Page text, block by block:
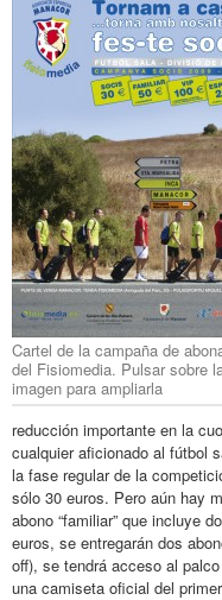
Cartel de la campaña de
del Fisiomedia. Pulsar sobre
imagen para ampliarla
reducción importante en la
cualquier aficionado al fútbol
la fase regular de la
sólo 30 euros. Pero aún hay
abono “familiar” que incluye
euros, se entregarán dos
off), se tendrá acceso al
una camiseta oficial del